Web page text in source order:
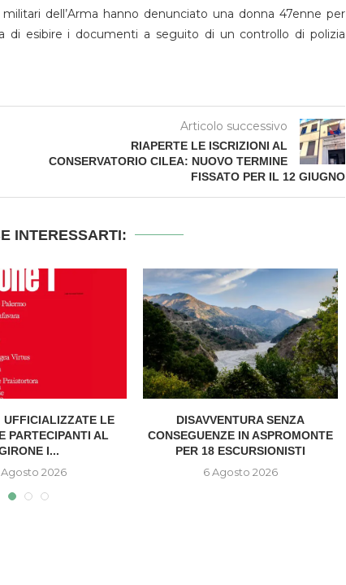
dell’Arma hanno denunciato una donna 47enne per
di esibire i documenti a seguito di un controllo di polizia
Articolo successivo
RIAPERTE LE ISCRIZIONI AL
CONSERVATORIO CILEA: NUOVO TERMINE
FISSATO PER IL 12 GIUGNO
INTERESSARTI:
UFFICIALIZZATE LE
PARTECIPANTI AL
I...
Agosto 2026
DISAVVENTURA SENZA
CONSEGUENZE IN ASPROMONTE
PER 18 ESCURSIONISTI
6 Agosto 2026